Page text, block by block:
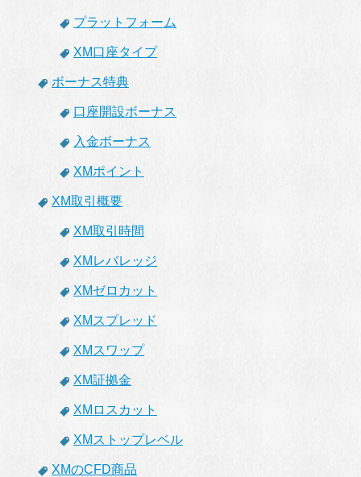
プラットフォーム
XM口座タイプ
ボーナス特典
口座開設ボーナス
入金ボーナス
XMポイント
XM取引概要
XM取引時間
XMレバレッジ
XMゼロカット
XMスプレッド
XMスワップ
XM証拠金
XMロスカット
XMストップレベル
XMのCFD商品